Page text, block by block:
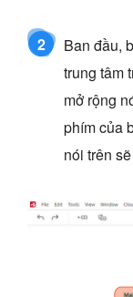
2
Ban đầu,
trung tâm
mở rộng
phím của
nói trên